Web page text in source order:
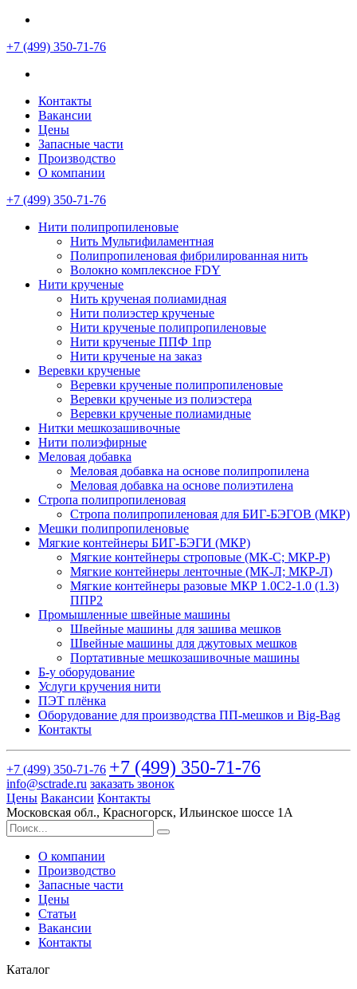
+7 (499) 350-71-76
Контакты
Вакансии
Цены
Запасные части
Производство
О компании
+7 (499) 350-71-76
Нити полипропиленовые
Нить Мультифиламентная
Полипропиленовая фибрилированная нить
Волокно комплексное FDY
Нити крученые
Нить крученая полиамидная
Нити полиэстер крученые
Нити крученые полипропиленовые
Нити крученые ППФ 1пр
Нити крученые на заказ
Веревки крученые
Веревки крученые полипропиленовые
Веревки крученые из полиэстера
Веревки крученые полиамидные
Нитки мешкозашивочные
Нити полиэфирные
Меловая добавка
Меловая добавка на основе полипропилена
Меловая добавка на основе полиэтилена
Стропа полипропиленовая
Стропа полипропиленовая для БИГ-БЭГОВ (МКР)
Мешки полипропиленовые
Мягкие контейнеры БИГ-БЭГИ (МКР)
Мягкие контейнеры строповые (МК-С; МКР-Р)
Мягкие контейнеры ленточные (МК-Л; МКР-Л)
Мягкие контейнеры разовые МКР 1.0С2-1.0 (1.3)
ППР2
Промышленные швейные машины
Швейные машины для зашива мешков
Швейные машины для джутовых мешков
Портативные мешкозашивочные машины
Б-у оборудование
Услуги кручения нити
ПЭТ плёнка
Оборудование для производства ПП-мешков и Big-Bag
Контакты
+7 (499) 350-71-76 +7 (499) 350-71-76
info@sctrade.ru заказать звонок
Цены Вакансии Контакты
Московская обл., Красногорск, Ильинское шоссе 1А
О компании
Производство
Запасные части
Цены
Статьи
Вакансии
Контакты
Каталог